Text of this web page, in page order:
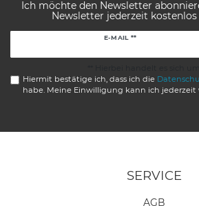
Ich möchte den Newsletter
Newsletter jederzeit kostenlos
E-MAIL **
Hiermit bestätige ich, dass ich die
habe. Meine Einwilligung kann ich jederzeit
SERVICE
AGB